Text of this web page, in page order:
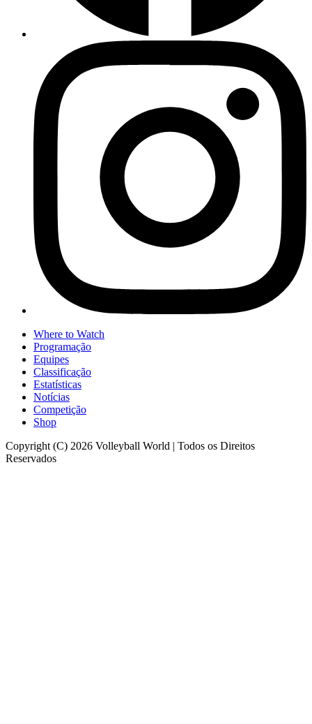
Where to Watch
Programação
Equipes
Classificação
Estatísticas
Notícias
Competição
Shop
Copyright (C) 2026 Volleyball World | Todos os Direitos
Reservados